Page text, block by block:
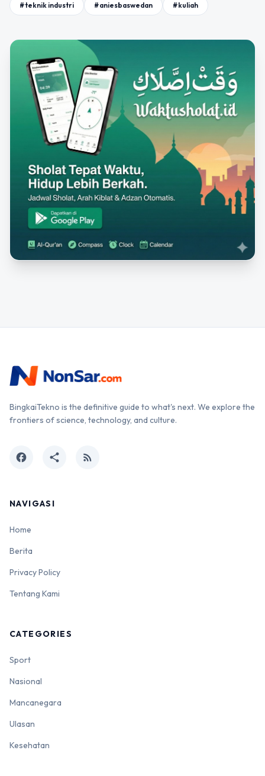
#teknik industri #aniesbaswedan #kuliah
BingkaiTekno is the definitive guide to what's next. We explore the
frontiers of science, technology, and culture.
facebook share rss_feed
NAVIGASI
Home
Berita
Privacy Policy
Tentang Kami
CATEGORIES
Sport
Nasional
Mancanegara
Ulasan
Kesehatan